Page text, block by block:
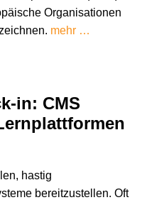
Organisationen
mehr …
in: CMS
hastig
bereitzustellen. Oft